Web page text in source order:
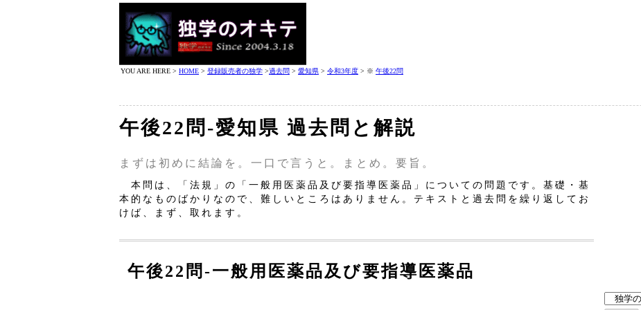
YOU ARE HERE > HOME > 登録販売者の独学 >過去問 > 愛知県 > 令和3年度 > ※ 午後22問
午後22問‐愛知県 過去問と解説
まずは初めに結論を。一口で言うと。まとめ。要旨。
本問は、「法規」の「一般用医薬品及び要指導医薬品」についての問題です。基礎・基
本的なものばかりなので、難しいところはありません。テキストと過去問を繰り返してお
けば、まず、取れます。
午後22問‐一般用医薬品及び要指導医薬品